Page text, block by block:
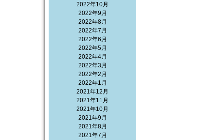
2022年10月
2022年9月
2022年8月
2022年7月
2022年6月
2022年5月
2022年4月
2022年3月
2022年2月
2022年1月
2021年12月
2021年11月
2021年10月
2021年9月
2021年8月
2021年7月